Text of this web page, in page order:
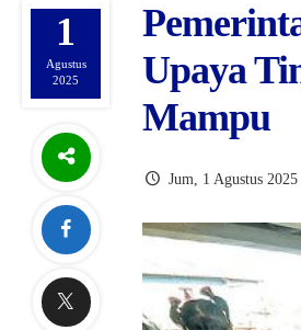
1
Agustus
2025
Upaya
Mampu
Jum, 1 Agustus 2025